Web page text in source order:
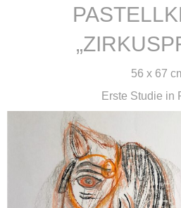
56 x 67
Erste Studie in